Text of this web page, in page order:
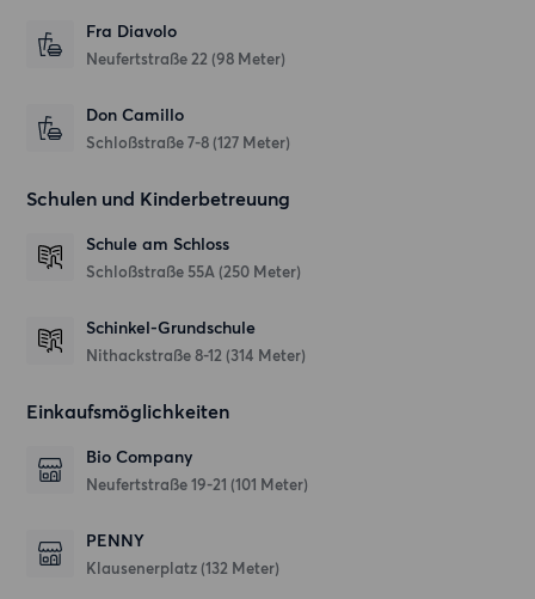
Fra Diavolo
Neufertstraße 22 (98 Meter)
Don Camillo
Schloßstraße 7-8 (127 Meter)
Schulen und Kinderbetreuung
Schule am Schloss
Schloßstraße 55A (250 Meter)
Schinkel-Grundschule
Nithackstraße 8-12 (314 Meter)
Einkaufsmöglichkeiten
Bio Company
Neufertstraße 19-21 (101 Meter)
PENNY
Klausenerplatz (132 Meter)